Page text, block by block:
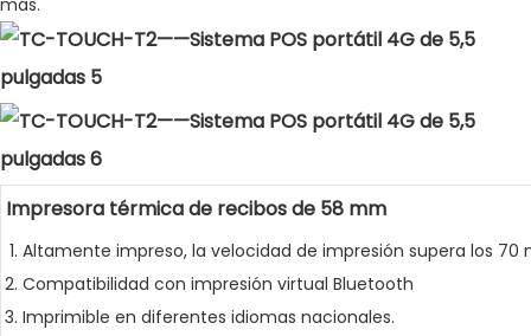
Impresora térmica de recibos de 58 mm
Altamente impreso, la velocidad de impresión supera los 70
Compatibilidad con impresión virtual Bluetooth
Imprimible en diferentes idiomas nacionales.